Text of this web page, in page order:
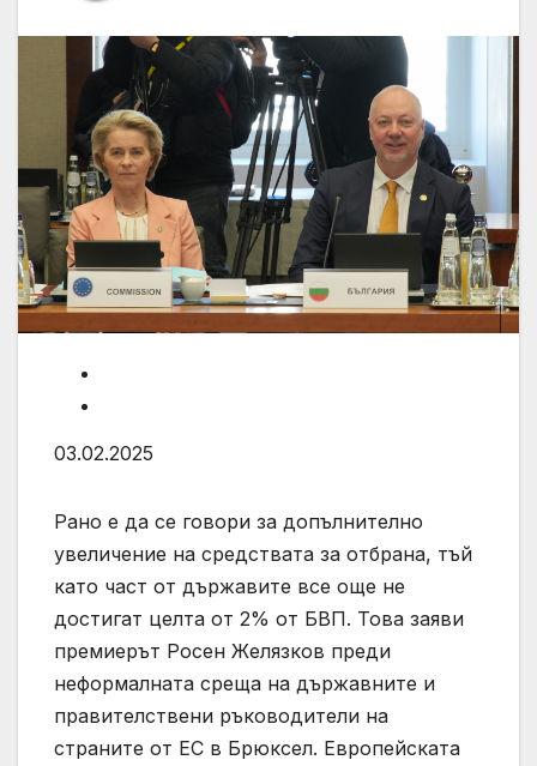
03.02.2025
Рано е да се говори за допълнително
увеличение на средствата за отбрана, тъй
като част от държавите все още не
достигат целта от 2% от БВП. Това заяви
премиерът Росен Желязков преди
неформалната среща на държавните и
правителствени ръководители на
страните от ЕС в Брюксел. Европейската